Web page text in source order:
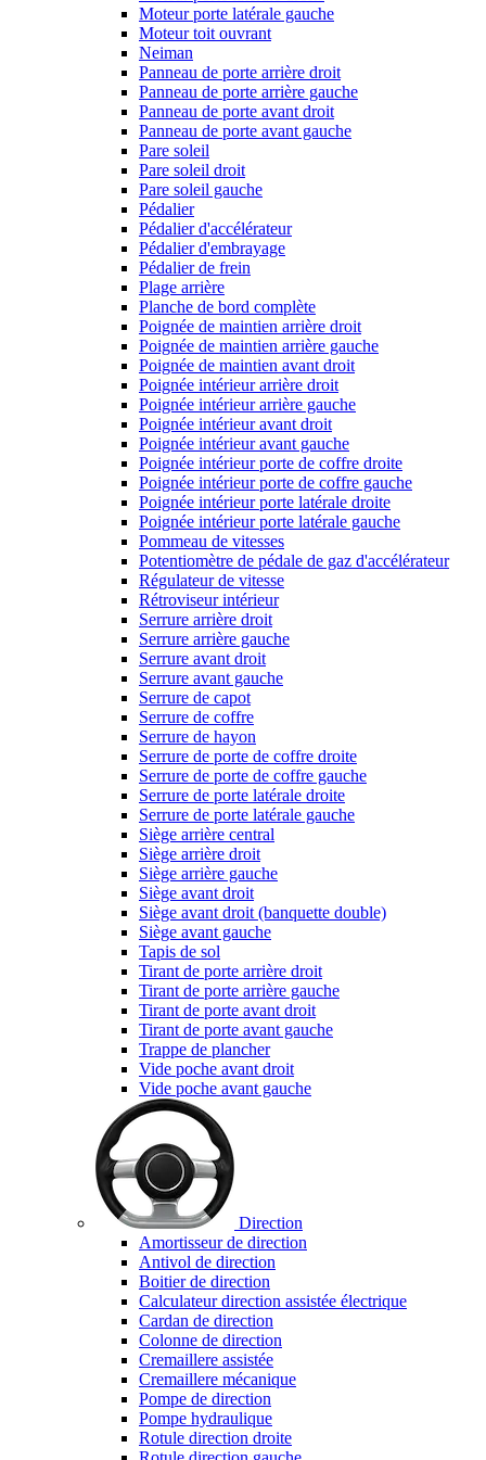
Moteur porte latérale gauche
Moteur toit ouvrant
Neiman
Panneau de porte arrière droit
Panneau de porte arrière gauche
Panneau de porte avant droit
Panneau de porte avant gauche
Pare soleil
Pare soleil droit
Pare soleil gauche
Pédalier
Pédalier d'accélérateur
Pédalier d'embrayage
Pédalier de frein
Plage arrière
Planche de bord complète
Poignée de maintien arrière droit
Poignée de maintien arrière gauche
Poignée de maintien avant droit
Poignée intérieur arrière droit
Poignée intérieur arrière gauche
Poignée intérieur avant droit
Poignée intérieur avant gauche
Poignée intérieur porte de coffre droite
Poignée intérieur porte de coffre gauche
Poignée intérieur porte latérale droite
Poignée intérieur porte latérale gauche
Pommeau de vitesses
Potentiomètre de pédale de gaz d'accélérateur
Régulateur de vitesse
Rétroviseur intérieur
Serrure arrière droit
Serrure arrière gauche
Serrure avant droit
Serrure avant gauche
Serrure de capot
Serrure de coffre
Serrure de hayon
Serrure de porte de coffre droite
Serrure de porte de coffre gauche
Serrure de porte latérale droite
Serrure de porte latérale gauche
Siège arrière central
Siège arrière droit
Siège arrière gauche
Siège avant droit
Siège avant droit (banquette double)
Siège avant gauche
Tapis de sol
Tirant de porte arrière droit
Tirant de porte arrière gauche
Tirant de porte avant droit
Tirant de porte avant gauche
Trappe de plancher
Vide poche avant droit
Vide poche avant gauche
Direction
Amortisseur de direction
Antivol de direction
Boitier de direction
Calculateur direction assistée électrique
Cardan de direction
Colonne de direction
Cremaillere assistée
Cremaillere mécanique
Pompe de direction
Pompe hydraulique
Rotule direction droite